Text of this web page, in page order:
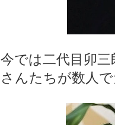
今では二代目卯
さんたちが数人